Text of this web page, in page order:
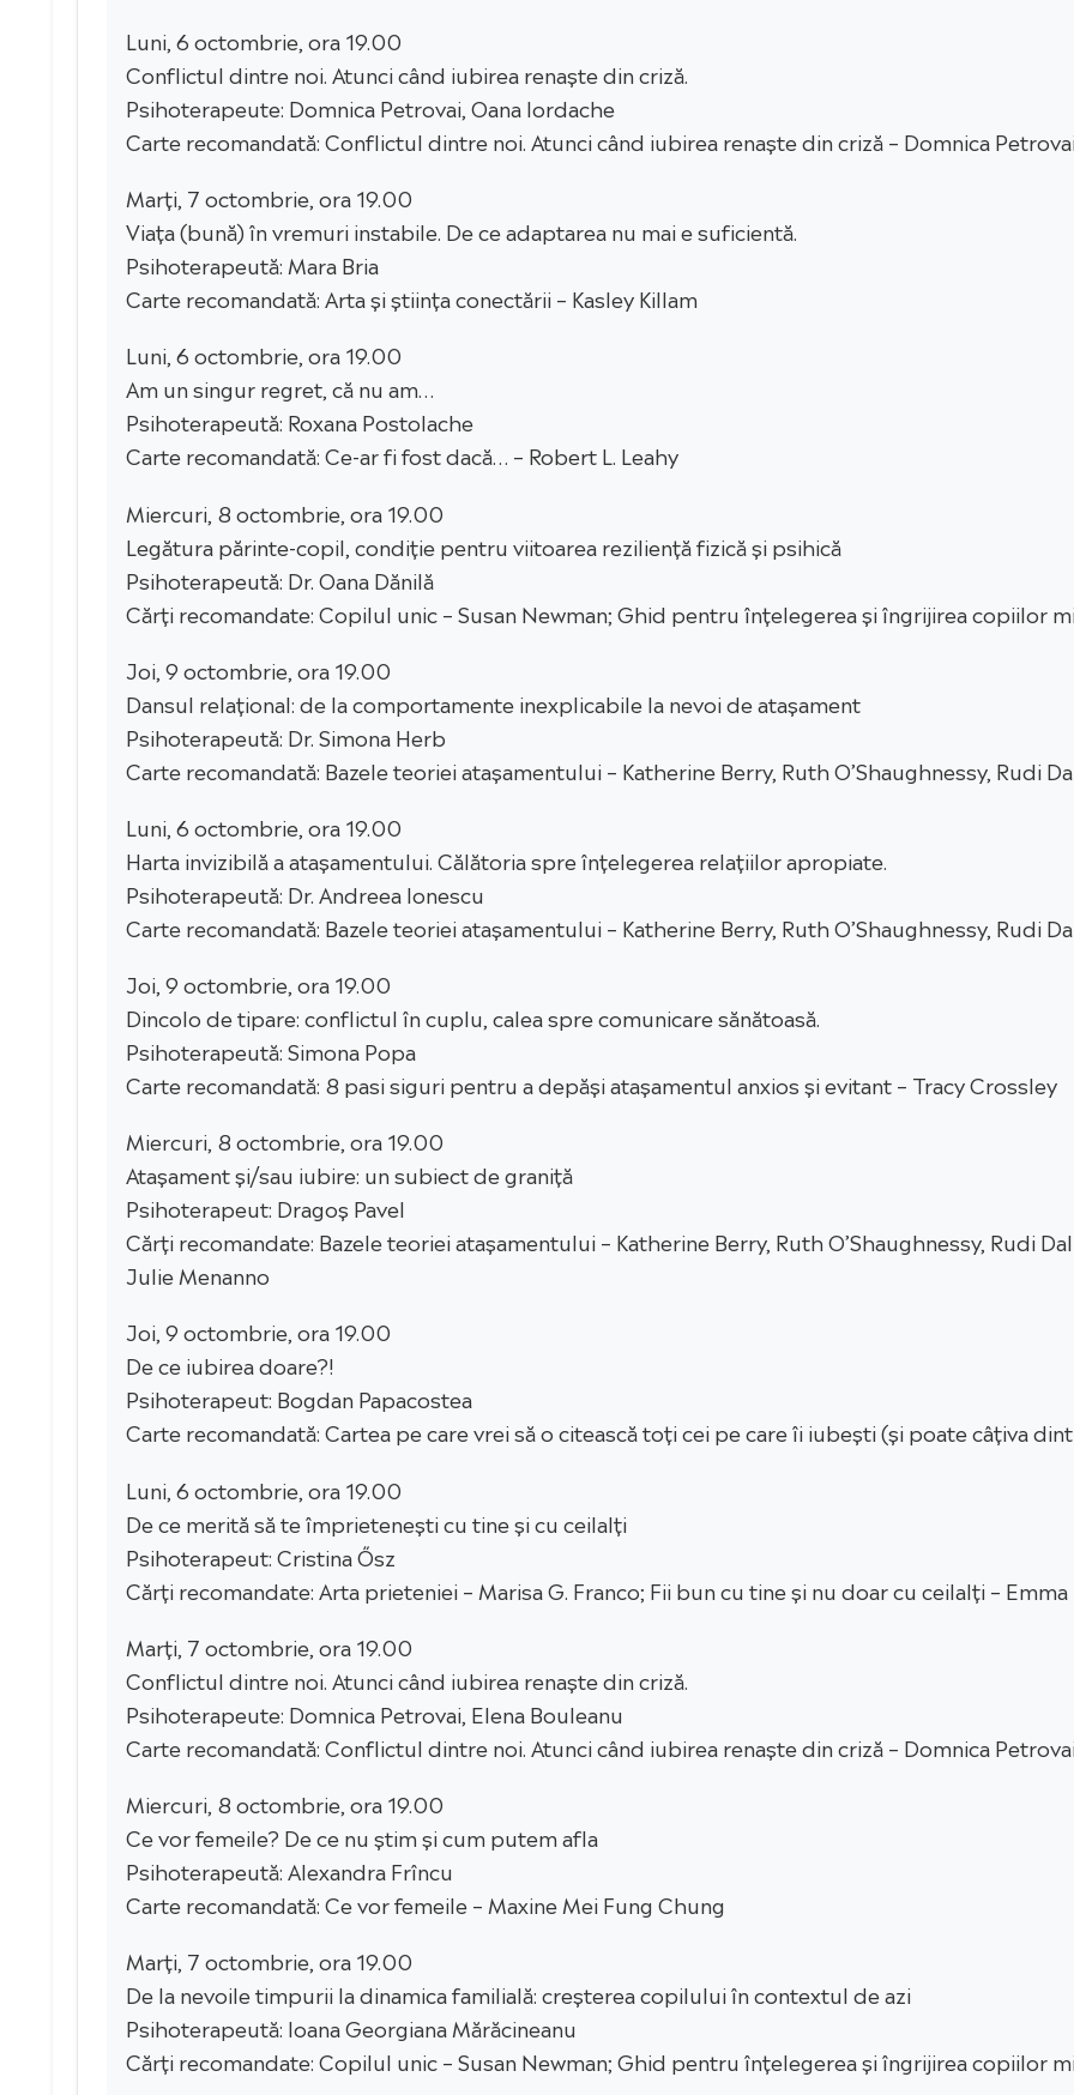
Luni, 6 octombrie, ora 19.00
Conflictul dintre noi. Atunci când iubirea renaște din criză.
Psihoterapeute: Domnica Petrovai, Oana Iordache
Carte recomandată: Conflictul dintre noi. Atunci când iubirea renaște din criză – Domnica
Marți, 7 octombrie, ora 19.00
Viața (bună) în vremuri instabile. De ce adaptarea nu mai e suficientă.
Psihoterapeută: Mara Bria
Carte recomandată: Arta și știința conectării – Kasley Killam
Luni, 6 octombrie, ora 19.00
Am un singur regret, că nu am…
Psihoterapeută: Roxana Postolache
Carte recomandată: Ce-ar fi fost dacă… – Robert L. Leahy
Miercuri, 8 octombrie, ora 19.00
Legătura părinte-copil, condiție pentru viitoarea reziliență fizică și psihică
Psihoterapeută: Dr. Oana Dănilă
Cărți recomandate: Copilul unic – Susan Newman; Ghid pentru înțelegerea și îngrijirea copiilor
Joi, 9 octombrie, ora 19.00
Dansul relațional: de la comportamente inexplicabile la nevoi de atașament
Psihoterapeută: Dr. Simona Herb
Carte recomandată: Bazele teoriei atașamentului – Katherine Berry, Ruth O’Shaughnessy, Rudi
Luni, 6 octombrie, ora 19.00
Harta invizibilă a atașamentului. Călătoria spre înțelegerea relațiilor apropiate.
Psihoterapeută: Dr. Andreea Ionescu
Carte recomandată: Bazele teoriei atașamentului – Katherine Berry, Ruth O’Shaughnessy, Rudi
Joi, 9 octombrie, ora 19.00
Dincolo de tipare: conflictul în cuplu, calea spre comunicare sănătoasă.
Psihoterapeută: Simona Popa
Carte recomandată: 8 pasi siguri pentru a depăși atașamentul anxios și evitant – Tracy Crossley
Miercuri, 8 octombrie, ora 19.00
Atașament și/sau iubire: un subiect de graniță
Psihoterapeut: Dragoș Pavel
Cărți recomandate: Bazele teoriei atașamentului – Katherine Berry, Ruth O’Shaughnessy, Rudi
Julie Menanno
Joi, 9 octombrie, ora 19.00
De ce iubirea doare?!
Psihoterapeut: Bogdan Papacostea
Carte recomandată: Cartea pe care vrei să o citească toți cei pe care îi iubești (și poate câțiva
Luni, 6 octombrie, ora 19.00
De ce merită să te împrietenești cu tine și cu ceilalți
Psihoterapeut: Cristina Ősz
Cărți recomandate: Arta prieteniei – Marisa G. Franco; Fii bun cu tine și nu doar cu ceilalți –
Marți, 7 octombrie, ora 19.00
Conflictul dintre noi. Atunci când iubirea renaște din criză.
Psihoterapeute: Domnica Petrovai, Elena Bouleanu
Carte recomandată: Conflictul dintre noi. Atunci când iubirea renaște din criză – Domnica
Miercuri, 8 octombrie, ora 19.00
Ce vor femeile? De ce nu știm și cum putem afla
Psihoterapeută: Alexandra Frîncu
Carte recomandată: Ce vor femeile – Maxine Mei Fung Chung
Marți, 7 octombrie, ora 19.00
De la nevoile timpurii la dinamica familială: creșterea copilului în contextul de azi
Psihoterapeută: Ioana Georgiana Mărăcineanu
Cărți recomandate: Copilul unic – Susan Newman; Ghid pentru înțelegerea și îngrijirea copiilor